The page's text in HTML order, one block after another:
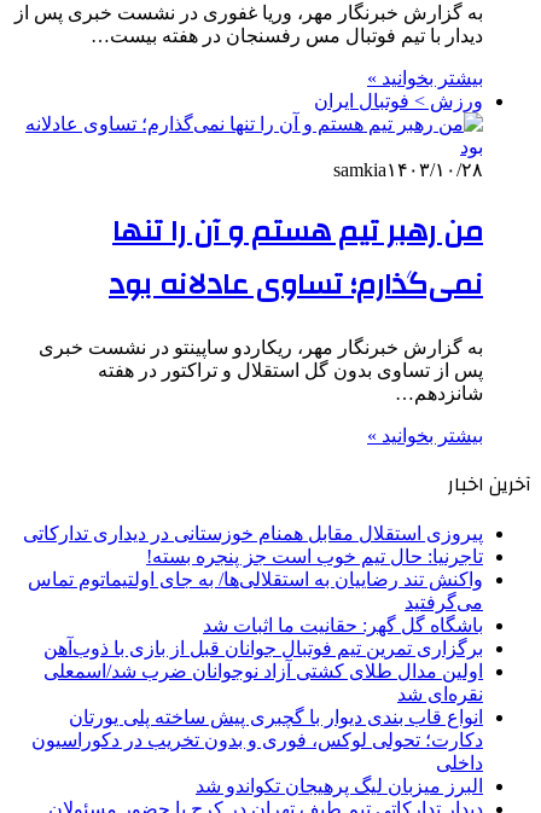
به گزارش خبرنگار مهر، وریا غفوری در نشست خبری پس از
دیدار با تیم فوتبال مس رفسنجان در هفته بیست…
بیشتر بخوانید »
ورزش > فوتبال ایران
samkia۱۴۰۳/۱۰/۲۸
من رهبر تیم هستم و آن را تنها
نمی‌گذارم؛ تساوی عادلانه بود
به گزارش خبرنگار مهر، ریکاردو ساپینتو در نشست خبری
پس از تساوی بدون گل استقلال و تراکتور در هفته
شانزدهم…
بیشتر بخوانید »
آخرین اخبار
پیروزی استقلال مقابل همنام خوزستانی در دیداری تدارکاتی
تاجرنیا: حال تیم خوب است جز پنجره بسته!
واکنش تند رضاییان به استقلالی‌ها/ به جای اولتیماتوم تماس
می‌گرفتید
باشگاه گل گهر: حقانیت ما اثبات شد
برگزاری تمرین تیم فوتبال جوانان قبل از بازی با ذوب‌آهن
اولین مدال طلای کشتی آزاد نوجوانان ضرب شد/اسمعلی
نقره‌ای شد
انواع قاب بندی دیوار با گچبری پیش ساخته پلی یورتان
دکارت؛ تحولی لوکس، فوری و بدون تخریب در دکوراسیون
داخلی
البرز میزبان لیگ پرهیجان تکواندو شد
دیدار تدارکاتی تیم طیف تهران در کرج با حضور مسئولان